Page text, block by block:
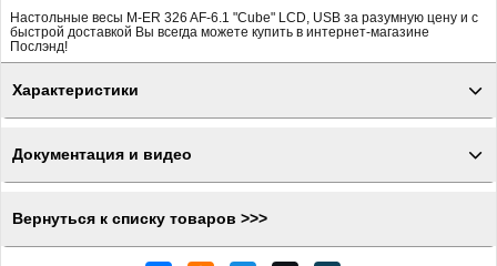
Настольные весы M-ER 326 AF-6.1 "Cube" LCD, USB за разумную цену и с
быстрой доставкой Вы всегда можете купить в интернет-магазине
Послэнд!
Характеристики
Документация и видео
Вернуться к списку товаров >>>